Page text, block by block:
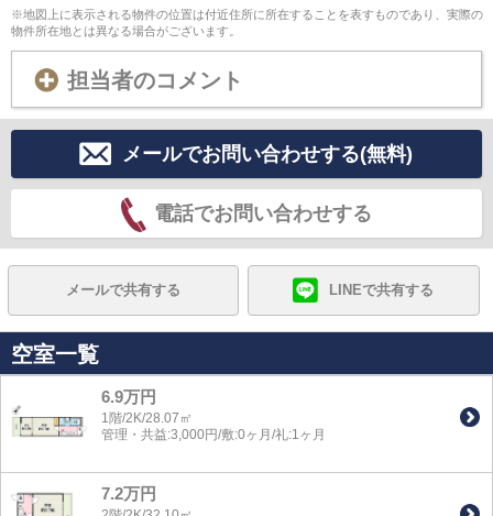
※地図上に表示される物件の位置は付近住所に所在することを表すものであり、実際の
物件所在地とは異なる場合がございます。
担当者のコメント
メールでお問い合わせする(無料)
電話でお問い合わせする
メールで共有する LINEで共有する
空室一覧
6.9万円
1階/2K/28.07㎡
管理・共益:3,000円/敷:0ヶ月/礼:1ヶ月
7.2万円